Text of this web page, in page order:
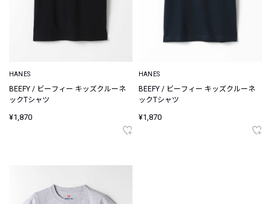
HANES
BEEFY / ビーフィー キッズクルーネ
ックTシャツ
¥1,870
HANES
BEEFY / ビーフィー キッズクルーネ
ックTシャツ
¥1,870